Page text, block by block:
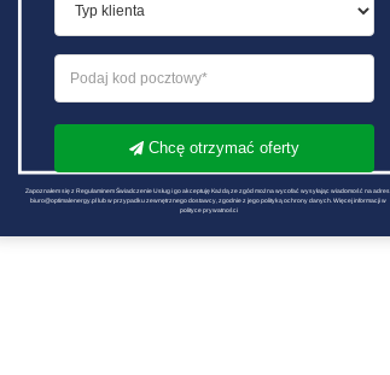
Chcę otrzymać oferty
Zapoznałem się z Regulaminem Świadczenie Usług i go akceptuję Każdą ze zgód można wycofać wysyłając wiadomość na adres
biuro@optimalenergy.pl lub w przypadku zewnętrznego dostawcy, zgodnie z jego polityką ochrony danych. Więcej informacji w
polityce prywatności